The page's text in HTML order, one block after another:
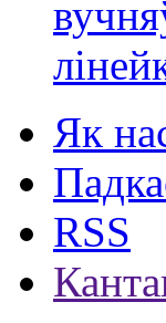
Як
RSS